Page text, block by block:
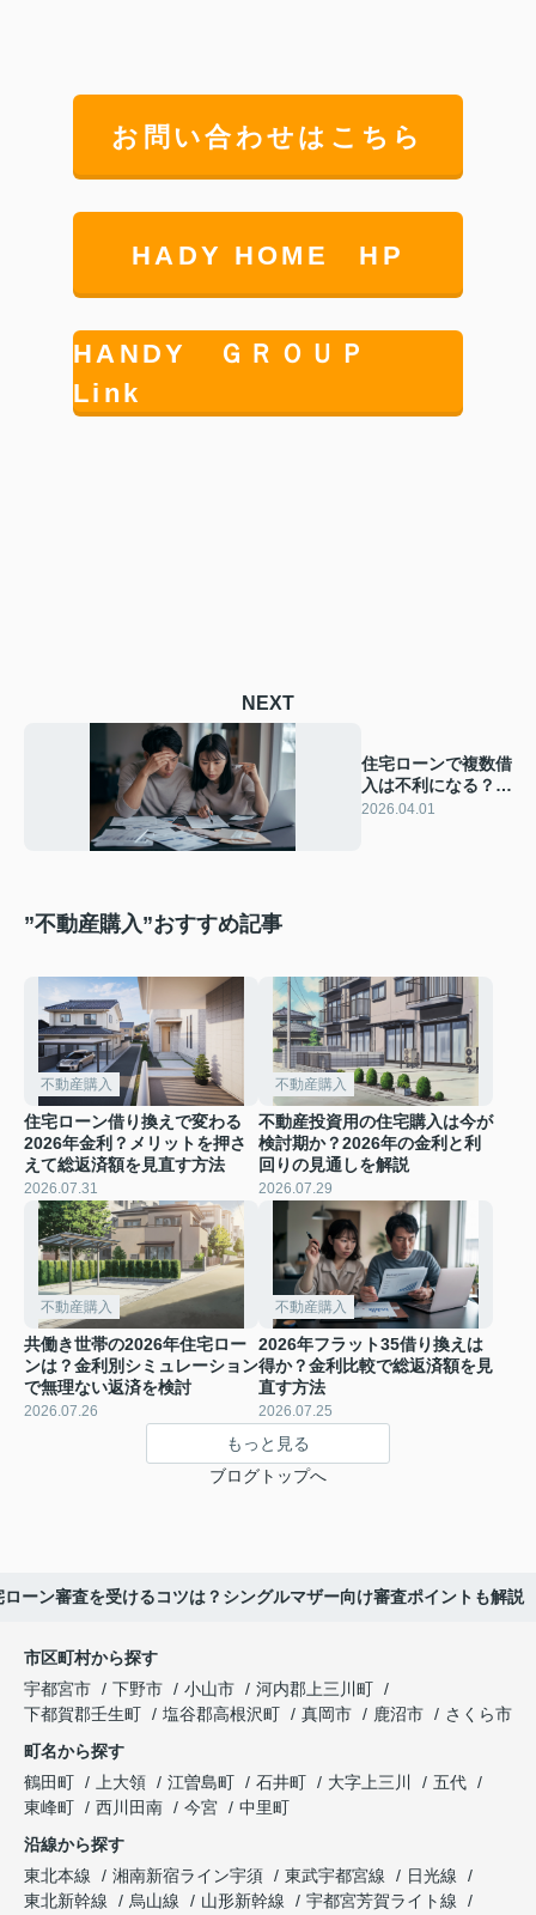
お問い合わせはこちら
HADY HOME HP
HANDY ＧＲＯＵＰ
Link
NEXT
住宅ローンで複数借
入は不利になる？お
まとめローンで解消
2026.04.01
”不動産購入”おすすめ記事
不動産購入
住宅ローン借り換えで変わる
2026年金利？メリットを押さ
えて総返済額を見直す方法
2026.07.31
不動産購入
不動産投資用の住宅購入は今が
検討期か？2026年の金利と利
回りの見通しを解説
2026.07.29
不動産購入
共働き世帯の2026年住宅ロー
ンは？金利別シミュレーション
で無理ない返済を検討
2026.07.26
不動産購入
2026年フラット35借り換えは
得か？金利比較で総返済額を見
直す方法
2026.07.25
もっと見る
ブログトップへ
ーン審査を受けるコツは？シングルマザー向け審査ポイントも解説
市区町村から探す
宇都宮市
下野市 小山市
河内郡上三川町
下都賀郡壬生町
塩谷郡高根沢町 真岡市 鹿沼市
さくら市
町名から探す
鶴田町
上大領 江曽島町 石井町 大字上三川
五代
東峰町
西川田南 今宮
中里町
沿線から探す
東北本線
湘南新宿ライン宇須 東武宇都宮線
日光線
東北新幹線
烏山線 山形新幹線
宇都宮芳賀ライト線